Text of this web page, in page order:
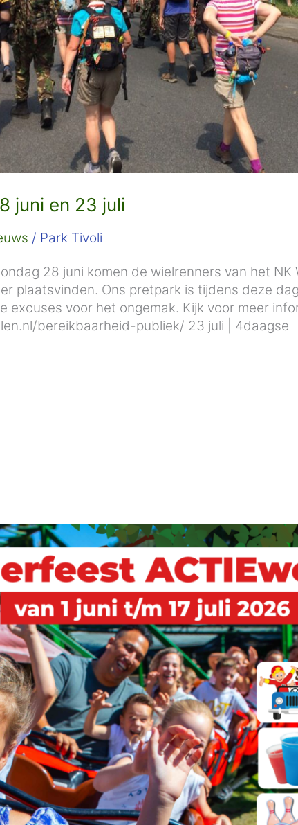
juni en 23 juli
/ Park Tivoli
28 juni komen de wielrenners van het NK
plaatsvinden. Ons pretpark is tijdens deze
excuses voor het ongemak. Kijk voor meer
bereikbaarheid-publiek/ 23 juli | 4daagse